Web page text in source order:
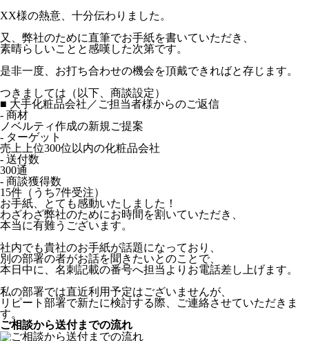
XX様の熱意、十分伝わりました。
又、弊社のために直筆でお手紙を書いていただき、
素晴らしいことと感嘆した次第です。
是非一度、お打ち合わせの機会を頂戴できればと存じます。
つきましては（以下、商談設定）
■ 大手化粧品会社／ご担当者様からのご返信
- 商材
ノベルティ作成の新規ご提案
- ターゲット
売上上位300位以内の化粧品会社
- 送付数
300通
- 商談獲得数
15件（うち7件受注）
お手紙、とても感動いたしました！
わざわざ弊社のためにお時間を割いていただき、
本当に有難うございます。
社内でも貴社のお手紙が話題になっており、
別の部署の者がお話を聞きたいとのことで、
本日中に、名刺記載の番号へ担当よりお電話差し上げます。
私の部署では直近利用予定はございませんが、
リピート部署で新たに検討する際、ご連絡させていただきま
す。
ご相談から送付までの流れ